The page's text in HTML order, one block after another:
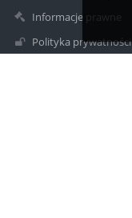
Informacje prawne
Polityka prywatności